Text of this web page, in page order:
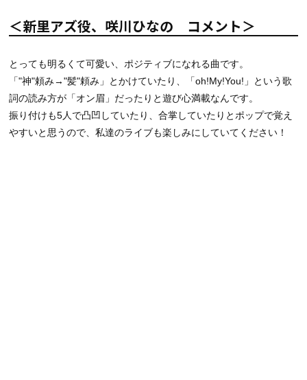
＜新里アズ役、咲川ひなの コメント＞
とっても明るくて可愛い、ポジティブになれる曲です。
「"神"頼み→"髪"頼み」とかけていたり、「oh!My!You!」という歌
詞の読み方が「オン眉」だったりと遊び心満載なんです。
振り付けも5人で凸凹していたり、合掌していたりとポップで覚え
やすいと思うので、私達のライブも楽しみにしていてください！